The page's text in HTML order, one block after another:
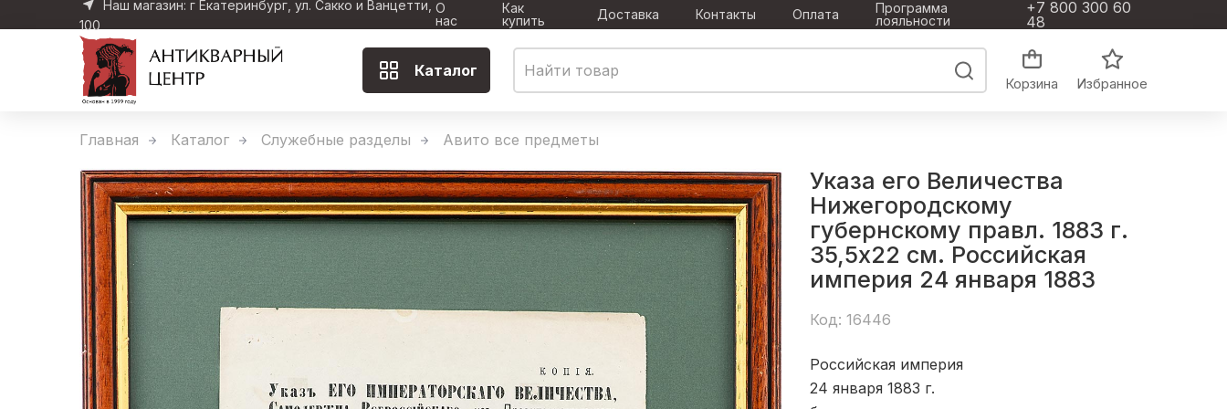
Наш магазин: г Екатеринбург, ул. Сакко и Ванцетти,
100
О
нас
Как
купить
Доставка Контакты Оплата
Программа
лояльности
+7 800 300 60
48
Каталог
Корзина Избранное
Главная Каталог Служебные разделы Авито все предметы
Указа его Величества
Нижегородскому
губернскому правл. 1883 г.
35,5x22 см. Российская
империя 24 января 1883
Код: 16446
Российская империя
24 января 1883 г.